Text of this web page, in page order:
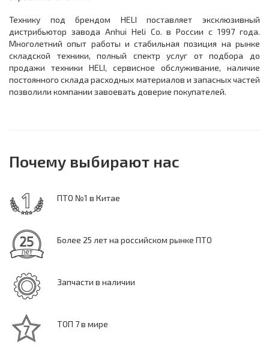
Технику под брендом HELI поставляет эксклюзивный
дистрибьютор завода Anhui Heli Co. в России с 1997 года.
Многолетний опыт работы и стабильная позиция на рынке
складской техники, полный спектр услуг от подбора до
продажи техники HELI, сервисное обслуживание, наличие
постоянного склада расходных материалов и запасных частей
позволили компании завоевать доверие покупателей.
Почему выбирают нас
ПТО №1 в Китае
Более 25 лет на российском рынке ПТО
Запчасти в наличии
ТОП 7 в мире